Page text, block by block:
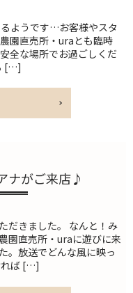
ようです…お客様やスタ
園直売所・uraとも臨時
全な場所でお過ごしくだ
[…]
ナがご来店♪
だきました。 なんと！み
園直売所・uraに遊びに来
。放送でどんな風に映っ
れば […]